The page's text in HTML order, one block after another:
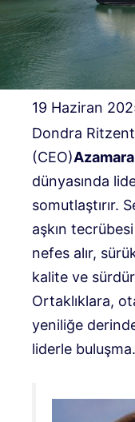
19 Haziran
Dondra
(CEO)
dünyasında
somutlaştırır.
aşkın
nefes alır,
kalite ve
Ortaklıklara,
yeniliğe
liderle buluşma.